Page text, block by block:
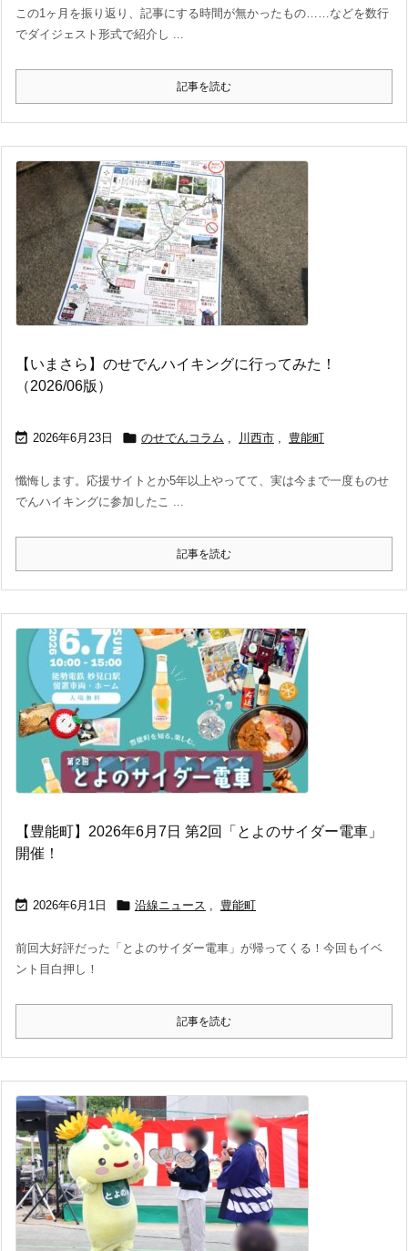
この1ヶ月を振り返り、記事にする時間が無かったもの……などを数行
でダイジェスト形式で紹介し ...
記事を読む
【いまさら】のせでんハイキングに行ってみた！
（2026/06版）
 2026年6月23日  のせでんコラム , 川西市 , 豊能町
懺悔します。応援サイトとか5年以上やってて、実は今まで一度ものせ
でんハイキングに参加したこ ...
記事を読む
【豊能町】2026年6月7日 第2回「とよのサイダー電車」
開催！
 2026年6月1日  沿線ニュース , 豊能町
前回大好評だった「とよのサイダー電車」が帰ってくる！今回もイベ
ント目白押し！
記事を読む